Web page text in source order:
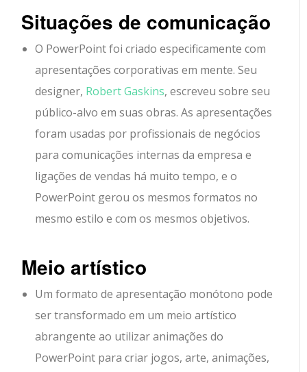
Situações de comunicação
O PowerPoint foi criado especificamente com
apresentações corporativas em mente. Seu
designer, Robert Gaskins, escreveu sobre seu
público-alvo em suas obras. As apresentações
foram usadas por profissionais de negócios
para comunicações internas da empresa e
ligações de vendas há muito tempo, e o
PowerPoint gerou os mesmos formatos no
mesmo estilo e com os mesmos objetivos.
Meio artístico
Um formato de apresentação monótono pode
ser transformado em um meio artístico
abrangente ao utilizar animações do
PowerPoint para criar jogos, arte, animações,